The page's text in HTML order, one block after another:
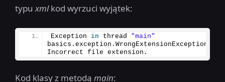
typuxmlkod wyrzuci wyjątek:
Exception in thread "main"
basics. exception . WrongExtensionException
Incorrect file extension.
Kod klasy z metodą main: